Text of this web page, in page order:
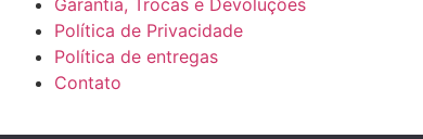
Garantia, Trocas e Devoluções
Política de Privacidade
Política de entregas
Contato